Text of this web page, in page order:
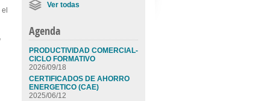
Ver todas
Agenda
PRODUCTIVIDAD COMERCIAL-
CICLO FORMATIVO
2026/09/18
CERTIFICADOS DE AHORRO
ENERGETICO (CAE)
2025/06/12